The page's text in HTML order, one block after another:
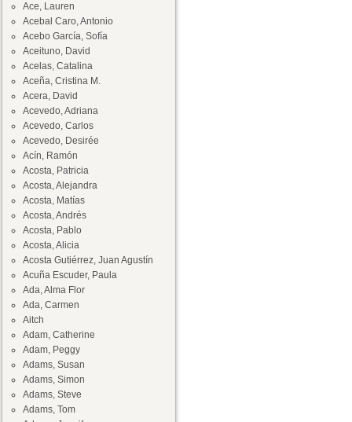
Ace, Lauren
Acebal Caro, Antonio
Acebo García, Sofía
Aceituno, David
Acelas, Catalina
Aceña, Cristina M.
Acera, David
Acevedo, Adriana
Acevedo, Carlos
Acevedo, Desirée
Acín, Ramón
Acosta, Patricia
Acosta, Alejandra
Acosta, Matías
Acosta, Andrés
Acosta, Pablo
Acosta, Alicia
Acosta Gutiérrez, Juan Agustín
Acuña Escuder, Paula
Ada, Alma Flor
Ada, Carmen
Aitch
Adam, Catherine
Adam, Peggy
Adams, Susan
Adams, Simon
Adams, Steve
Adams, Tom